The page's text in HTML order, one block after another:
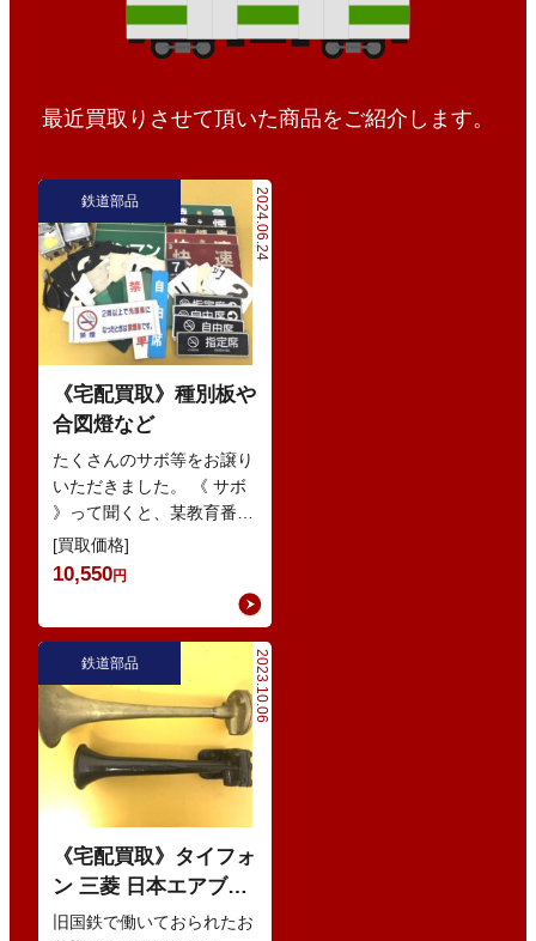
最近買取りさせて頂いた商品をご紹介します。
2024.06.24
鉄道部品
《宅配買取》種別板や
合図燈など
たくさんのサボ等をお譲り
いただきました。 《 サボ
》って聞くと、某教育番組
のみどり色のあのお方
思い浮かべる夏目ですが、
[買取価格]
10,550円
2023.10.06
鉄道部品
《宅配買取》タイフォ
ン 三菱 日本エアブレ
ーキ 他
旧国鉄で働いておられたお